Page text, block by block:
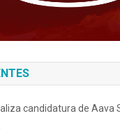
candidatura de Aava